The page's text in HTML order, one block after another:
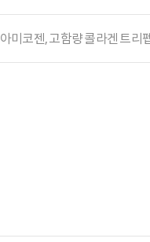
아미코젠, 고함량 콜라겐 트리